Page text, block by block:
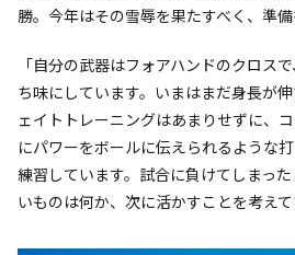
勝。今年はその雪辱を果たすべく、準備
「自分の武器はフォアハンドのクロス
ち味にしています。いまはまだ身長が
ェイトトレーニングはあまりせずに、
にパワーをボールに伝えられるような
練習しています。試合に負けてしまっ
いものは何か、次に活かすことを考えて